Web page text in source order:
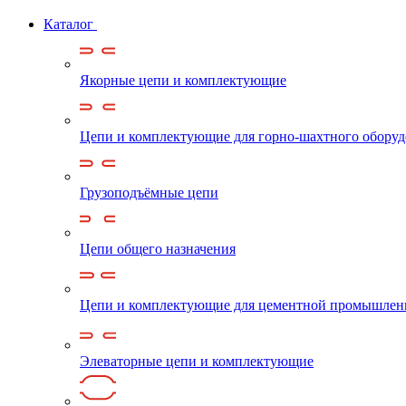
Каталог
Якорные цепи и комплектующие
Цепи и комплектующие для горно-шахтного
Грузоподъёмные цепи
Цепи общего назначения
Цепи и комплектующие для цементной
Элеваторные цепи и комплектующие